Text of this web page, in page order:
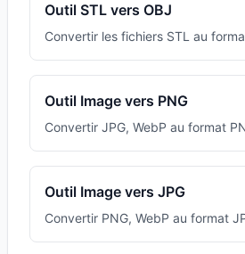
Outil STL vers OBJ
Convertir les fichiers STL au
Outil Image vers PNG
Convertir JPG, WebP au format
Outil Image vers JPG
Convertir PNG, WebP au format